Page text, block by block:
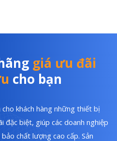
giá ưu đãi
cho bạn
khách hàng những thiết bị
đặc biệt, giúp các doanh nghiệp
chất lượng cao cấp. Sản